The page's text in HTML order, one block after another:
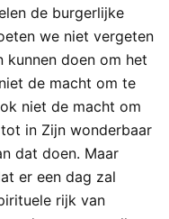
de burgerlijke
we niet vergeten
kunnen doen om het
de macht om te
niet de macht om
in Zijn wonderbaar
dat doen. Maar
er een dag zal
rijk van